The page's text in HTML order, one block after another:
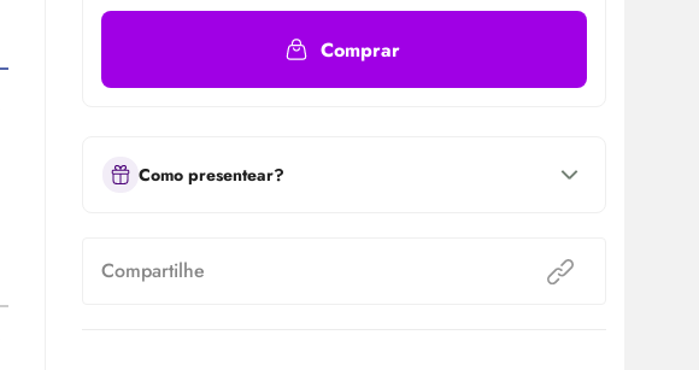
Comprar
Como presentear?
Compartilhe